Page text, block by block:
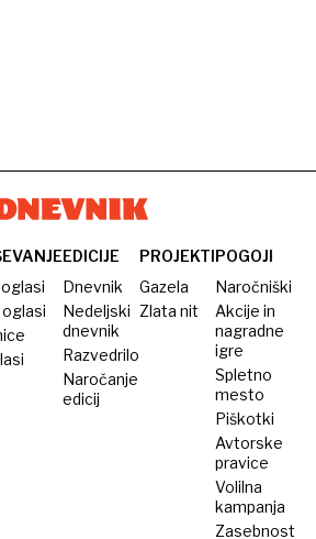
EDICIJE
Dnevnik
Nedeljski
dnevnik
Razvedrilo
Naročanje
edicij
PROJEKTI
Gazela
Zlata nit
POGOJI
Naročniški
Akcije in
nagradne
igre
Spletno
mesto
Piškotki
Avtorske
pravice
Volilna
kampanja
Zasebnost